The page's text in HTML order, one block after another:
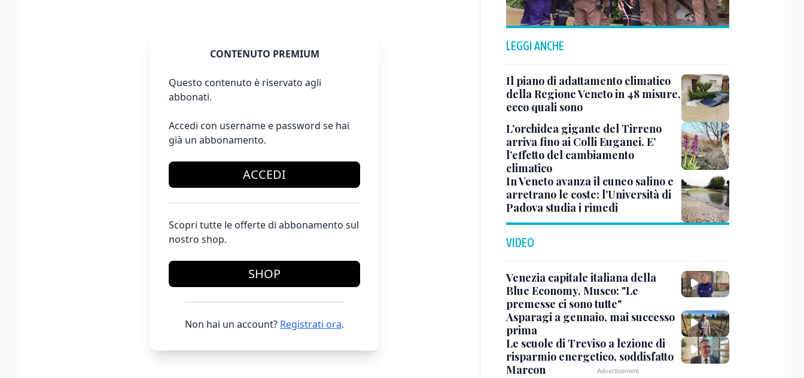
CONTENUTO PREMIUM
Questo contenuto è riservato agli
abbonati.
Accedi con username e password se hai
già un abbonamento.
ACCEDI
Scopri tutte le offerte di abbonamento sul
nostro shop.
SHOP
Non hai un account? Registrati ora.
LEGGI ANCHE
Il piano di adattamento climatico
della Regione Veneto in 48 misure,
ecco quali sono
L’orchidea gigante del Tirreno
arriva fino ai Colli Euganei. E’
l’effetto del cambiamento
climatico
In Veneto avanza il cuneo salino e
arretrano le coste: l’Università di
Padova studia i rimedi
VIDEO
Venezia capitale italiana della
Blue Economy, Musco: "Le
premesse ci sono tutte"
Asparagi a gennaio, mai successo
prima
Le scuole di Treviso a lezione di
risparmio energetico, soddisfatto
Marcon